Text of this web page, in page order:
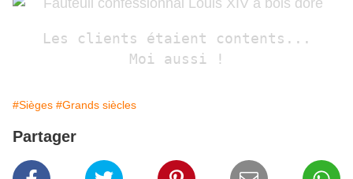
Les clients étaient contents...
Moi aussi !
#Sièges #Grands siècles
Partager